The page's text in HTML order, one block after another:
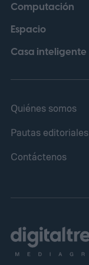
Computación
Espacio
Casa inteligente
Quiénes somos
Pautas editoriales
Contáctenos